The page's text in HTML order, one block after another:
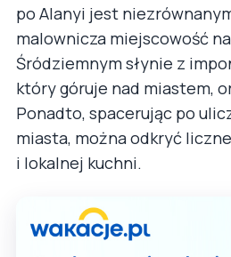
po Alanyi jest
malownicza miejscowość
Śródziemnym słynie z
który góruje nad miastem,
Ponadto, spacerując po
miasta, można odkryć
i lokalnej kuchni.